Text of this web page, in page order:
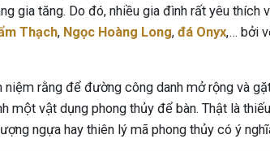
gia tăng. Do đó, nhiều gia đình rất yêu thích
Thạch, Ngọc Hoàng Long, đá Onyx,… bởi
niệm rằng để đường công danh mở rộng và
một vật dụng phong thủy để bàn. Thật là
ngựa hay thiên lý mã phong thủy có ý